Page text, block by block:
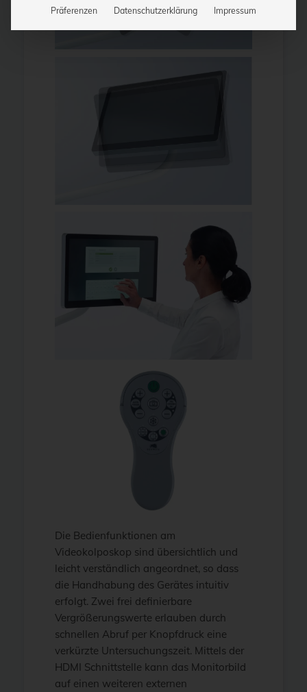
Die Bedienfunktionen am
Videokolposkop sind übersichtlich und
leicht verständlich angeordnet, so dass
die Handhabung des Gerätes intuitiv
erfolgt. Zwei frei definierbare
Vergrößerungswerte erlauben durch
schnellen Abruf per Knopfdruck eine
verkürzte Untersuchungszeit. Mittels der
HDMI Schnittstelle kann das Monitorbild
auf einen weiteren externen
Präferenzen Datenschutzerklärung Impressum